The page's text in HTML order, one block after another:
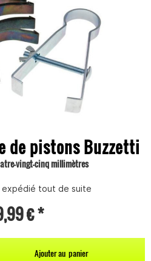
de pistons Buzzetti
vingt-cinq millimètres
tout de suite
€ *
Ajouter au panier